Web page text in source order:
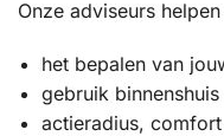
Onze adviseurs
het bepalen van
gebruik
actieradius,